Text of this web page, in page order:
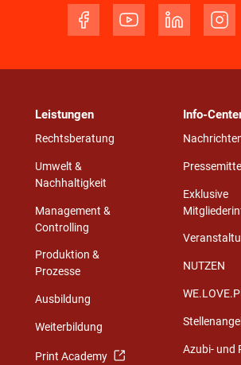
Leistungen
Rechtsberatung
Umwelt &
Nachhaltigkeit
Management &
Controlling
Produktion &
Prozesse
Ausbildung
Weiterbildung
Print Academy
Info-
Exklusive
NUTZEN
Azubi- und